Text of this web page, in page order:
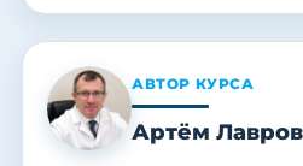
АВТОР КУРСА
Артём Лавров